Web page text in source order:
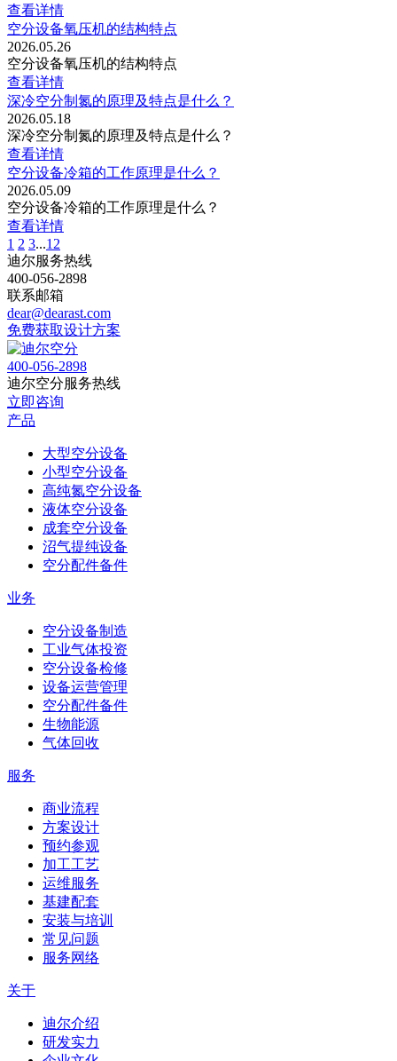
查看详情
空分设备氧压机的结构特点
2026.05.26
空分设备氧压机的结构特点
查看详情
深冷空分制氮的原理及特点是什么？
2026.05.18
深冷空分制氮的原理及特点是什么？
查看详情
空分设备冷箱的工作原理是什么？
2026.05.09
空分设备冷箱的工作原理是什么？
查看详情
1 2 3...12
迪尔服务热线
400-056-2898
联系邮箱
dear@dearast.com
免费获取设计方案
400-056-2898
迪尔空分服务热线
立即咨询
产品
大型空分设备
小型空分设备
高纯氮空分设备
液体空分设备
成套空分设备
沼气提纯设备
空分配件备件
业务
空分设备制造
工业气体投资
空分设备检修
设备运营管理
空分配件备件
生物能源
气体回收
服务
商业流程
方案设计
预约参观
加工工艺
运维服务
基建配套
安装与培训
常见问题
服务网络
关于
迪尔介绍
研发实力